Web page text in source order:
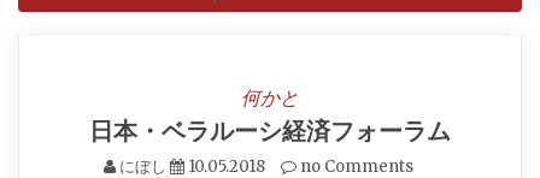
何かと
日本・ベラルーシ経済フォーラム
にぼし 10.05.2018 no Comments